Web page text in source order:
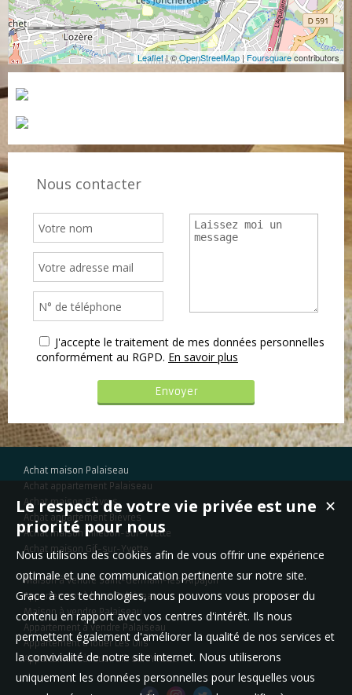
Leaflet| ©OpenStreetMap | Foursquarecontributors
Nous contacter
J'accepte le traitement de mes données personnelles
conformément au RGPD. En savoir plus
Achat maison Palaiseau
Achat appartement Palaiseau
Achat maison Bièvres
Achat appartement Bièvres
Achat maison Villebon-sur-Yvette
Achat maison Gif-sur-Yvette
Maison à vendre Saint-Germain-lès-Arpajon
Appartement à louer Palaiseau
Maison à vendre Palaiseau
Appartement à vendre Palaiseau
Appartement à louer Les Ulis
Appartement à louer Gif-sur-Yvette
✕
Le respect de votre vie privée est une
priorité pour nous
Nous utilisons des cookies afin de vous offrir une expérience
optimale et une communication pertinente sur notre site.
Grace à ces technologies, nous pouvons vous proposer du
contenu en rapport avec vos centres d'intérêt. Ils nous
permettent également d'améliorer la qualité de nos services et
la convivialité de notre site internet. Nous utiliserons
uniquement les données personnelles pour lesquelles vous